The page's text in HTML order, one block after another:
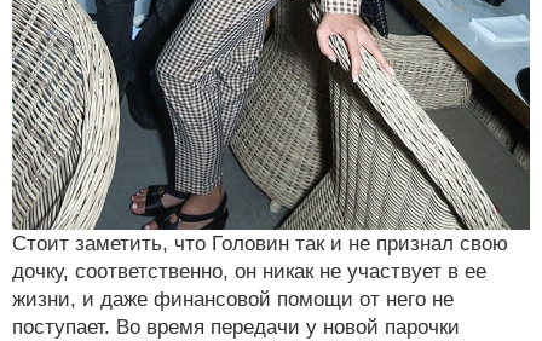
Стоит заметить, что Головин так и не признал свою
дочку, соответственно, он никак не участвует в ее
жизни, и даже финансовой помощи от него не
поступает. Во время передачи у новой парочки